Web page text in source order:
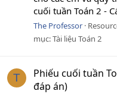
cuối tuần Toán 2 -
The Professor
mục:Tài liệu Toán 2
T
Phiếu cuối tuần
đáp án)